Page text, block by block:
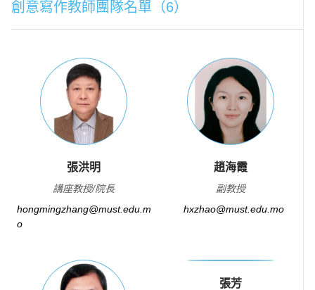
創意寫作教師團隊名單（6）
張洪明
講座教授/院長
hongmingzhang@must.edu.m
o
趙海霞
副教授
hxzhao@must.edu.mo
張芳